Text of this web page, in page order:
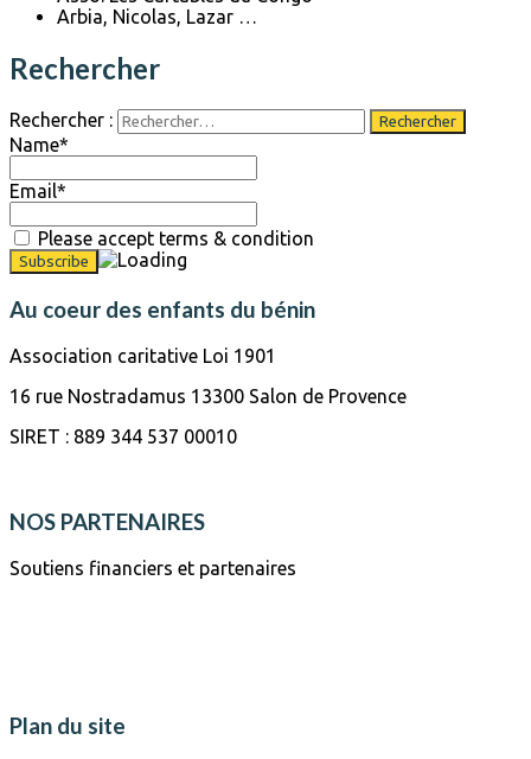
Arbia, Nicolas, Lazar …
Rechercher
Rechercher :
Name*
Email*
Please accept terms & condition
Au coeur des enfants du bénin
Association caritative Loi 1901
16 rue Nostradamus 13300 Salon de Provence
SIRET : 889 344 537 00010
NOS PARTENAIRES
Soutiens financiers et partenaires
Plan du site